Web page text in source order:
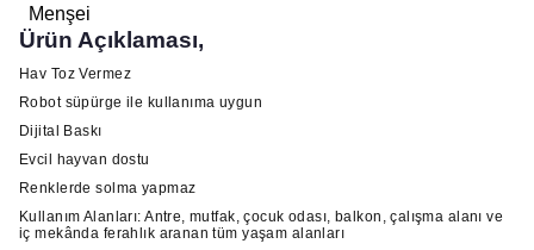
Menşei
Ürün Açıklaması,
Hav Toz Vermez
Robot süpürge ile kullanıma uygun
Dijital Baskı
Evcil hayvan dostu
Renklerde solma yapmaz
Kullanım Alanları: Antre, mutfak, çocuk odası, balkon, çalışma alanı ve
iç mekânda ferahlık aranan tüm yaşam alanları